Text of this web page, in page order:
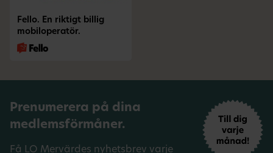
Fello. En riktigt billig
mobiloperatör.
Prenumerera på dina
medlemsförmåner.
Få LO Mervärdes nyhetsbrev varje